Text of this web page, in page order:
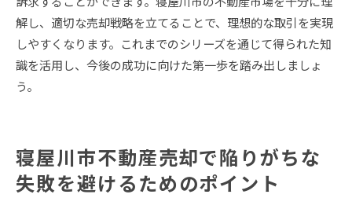
解し、適切な売却戦略を立てることで、理想的な取引を実現
しやすくなります。これまでのシリーズを通じて得られた知
識を活用し、今後の成功に向けた第一歩を踏み出しましょ
う。
寝屋川市不動産売却で陥りがちな
失敗を避けるためのポイント